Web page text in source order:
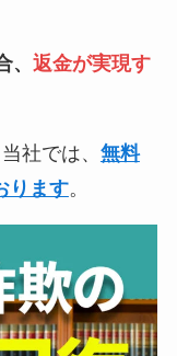
返金が実現す
社では、 無料
ります。